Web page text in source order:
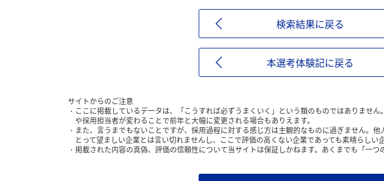
検索結果に戻る
本選考体験記に戻る
サイトからのご注意
ここに掲載しているデータは、「こうすれば必ずうまくいく」という類のものではありませ
や採用担当者が変わることで前年と大幅に変更される場合もありえます。
また、言うまでもないことですが、採用過程に対する感じ方は主観的なものに過ぎません。
とって望ましい企業とは言い切れませんし、ここで評価の高くない企業であっても素晴らしい
掲載された内容の真偽、評価の信頼性について当サイトは保証しかねます。あくまでも「一つ